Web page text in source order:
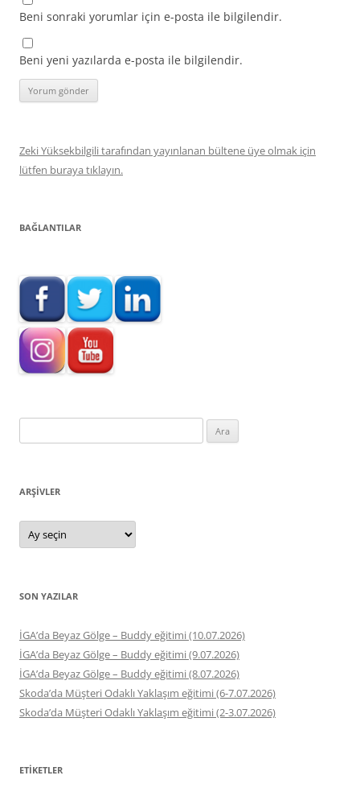
Beni sonraki yorumlar için e-posta ile bilgilendir.
Beni yeni yazılarda e-posta ile bilgilendir.
Zeki Yüksekbilgili tarafından yayınlanan bültene üye olmak için
lütfen buraya tıklayın.
BAĞLANTILAR
ARŞIVLER
Arşivler
SON YAZILAR
İGA’da Beyaz Gölge – Buddy eğitimi (10.07.2026)
İGA’da Beyaz Gölge – Buddy eğitimi (9.07.2026)
İGA’da Beyaz Gölge – Buddy eğitimi (8.07.2026)
Skoda’da Müşteri Odaklı Yaklaşım eğitimi (6-7.07.2026)
Skoda’da Müşteri Odaklı Yaklaşım eğitimi (2-3.07.2026)
ETIKETLER